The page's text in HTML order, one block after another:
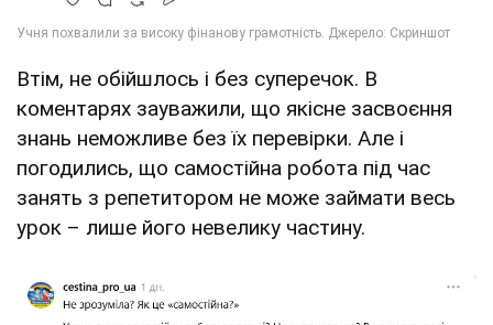
Втім, не обійшлось і без суперечок. В
коментарях зауважили, що якісне засвоєння
знань неможливе без їх перевірки. Але і
погодились, що самостійна робота під час
занять з репетитором не може займати весь
урок – лише його невелику частину.